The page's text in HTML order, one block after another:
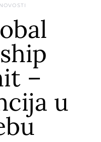
NOVOSTI
–
u